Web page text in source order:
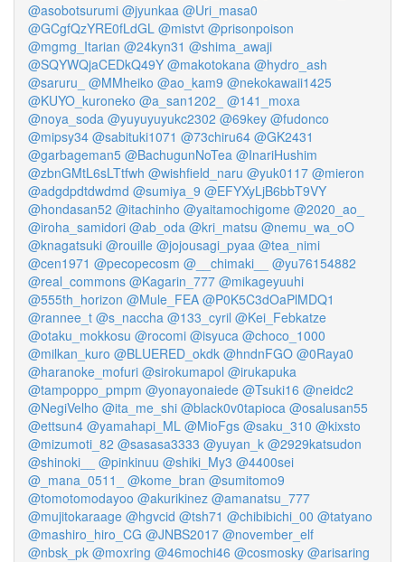
@asobotsurumi @jyunkaa @Uri_masa0
@GCgfQzYRE0fLdGL @mistvt @prisonpoison
@mgmg_Itarian @24kyn31 @shima_awaji
@SQYWQjaCEDkQ49Y @makotokana @hydro_ash
@saruru_
@MMheiko @ao_kam9 @nekokawaii1425
@KUYO_kuroneko @a_san1202_
@141_moxa
@noya_soda @yuyuyuyukc2302 @69key @fudonco
@mipsy34 @sabituki1071 @73chiru64 @GK2431
@garbageman5 @BachugunNoTea @InariHushim
@zbnGMtL6sLTtfwh @wishfield_naru @yuk0117 @mieron
@adgdpdtdwdmd @sumiya_9 @EFYXyLjB6bbT9VY
@hondasan52 @itachinho @yaitamochigome @2020_ao_
@iroha_samidori @ab_oda @kri_matsu @nemu_wa_oO
@knagatsuki @rouille @jojousagi_pyaa @tea_nimi
@cen1971 @pecopecosm @__chimaki__
@yu76154882
@real_commons @Kagarin_777 @mikageyuuhi
@555th_horizon @Mule_FEA @P0K5C3dOaPlMDQ1
@rannee_t @s_naccha @133_cyril @Kei_Febkatze
@otaku_mokkosu @rocomi @isyuca @choco_1000
@milkan_kuro @BLUERED_okdk @hndnFGO @0Raya0
@haranoke_mofuri @sirokumapol @irukapuka
@tampoppo_pmpm @yonayonaiede @Tsuki16 @neidc2
@NegiVelho @ita_me_shi @black0v0tapioca @osalusan55
@ettsun4 @yamahapi_ML @MioFgs @saku_310 @kixsto
@mizumoti_82 @sasasa3333 @yuyan_k @2929katsudon
@shinoki__
@pinkinuu @shiki_My3 @4400sei
@_mana_0511_
@kome_bran @sumitomo9
@tomotomodayoo @akurikinez @amanatsu_777
@mujitokaraage @hgvcid @tsh71 @chibibichi_00 @tatyano
@mashiro_hiro_CG @JNBS2017 @november_elf
@nbsk_pk @moxring @46mochi46 @cosmosky @arisaring